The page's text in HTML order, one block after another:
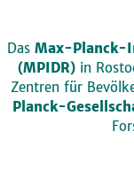
Das Max-Planck-
(MPIDR)in
Zentren für
Planck-